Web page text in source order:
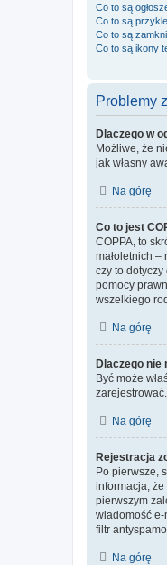
Co to są
Co to są
Co to są
Co to są ikony
Problemy
Dlaczego w
Możliwe, że
jak własny
Na górę
Co to jest
COPPA, to
małoletnich
czy to
pomocy
wszelkiego
Na górę
Dlaczego nie
Być może
Na górę
Rejestracja
Po pierwsze,
informacja, że
pierwszym
wiadomość e-
filtr
Na górę